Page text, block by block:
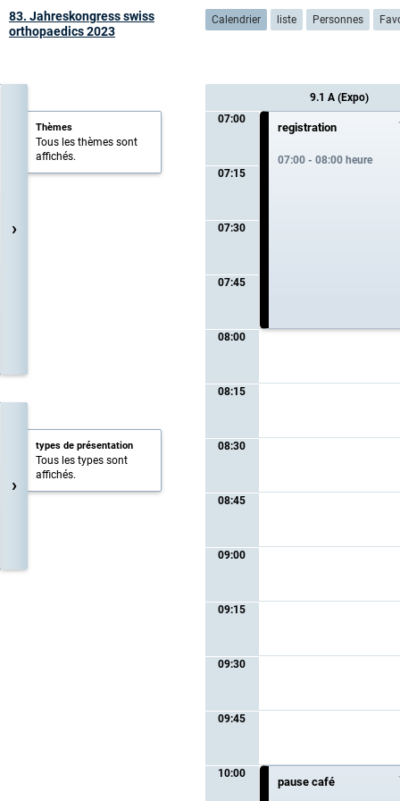
83. Jahreskongress swiss
orthopaedics 2023
Calendrier liste Personnes
›
Thèmes
Tous les thèmes sont
affichés.
›
types de présentation
Tous les types sont
affichés.
07:00
07:15
07:30
07:45
08:00
08:15
08:30
08:45
09:00
09:15
09:30
09:45
10:00
9.1 A (Expo)
registration
07:00 - 08:00 heure
pause café